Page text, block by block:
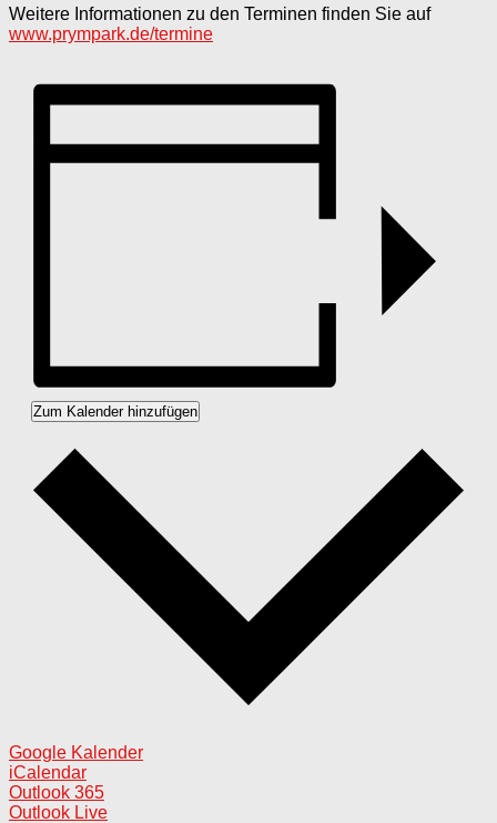
Weitere Informationen zu den Terminen finden Sie auf
www.prympark.de/termine
Zum Kalender hinzufügen
Google Kalender
iCalendar
Outlook 365
Outlook Live